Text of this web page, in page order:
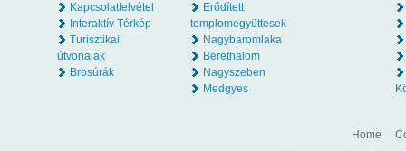
Kapcsolatfelvétel
Interaktív Térkép
Turisztikai
útvonalak
Brosúrák
Erődített
templomegyüttesek
Nagybaromlaka
Berethalom
Nagyszeben
Medgyes
Home